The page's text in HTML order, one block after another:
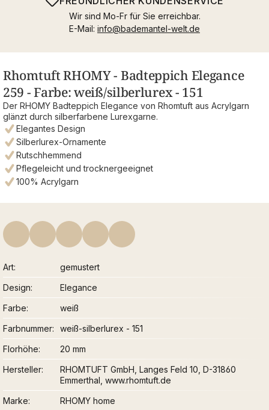
Wir sind Mo-Fr für Sie erreichbar.
E-Mail: info@bademantel-welt.de
Rhomtuft RHOMY - Badteppich Elegance
259 - Farbe: weiß/silberlurex - 151
Der RHOMY Badteppich Elegance von Rhomtuft aus Acrylgarn
glänzt durch silberfarbene Lurexgarne.
Elegantes Design
Silberlurex-Ornamente
Rutschhemmend
Pflegeleicht und trocknergeeignet
100% Acrylgarn
Art
gemustert
Design
Elegance
Farbe
weiß
Farbnummer
weiß-silberlurex - 151
Florhöhe
20 mm
Hersteller
RHOMTUFT GmbH, Langes Feld 10, D-31860
Emmerthal, www.rhomtuft.de
Marke
RHOMY home